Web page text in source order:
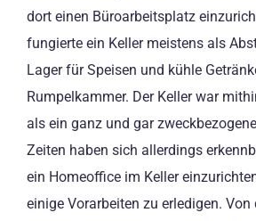
dort einen Büroarbeitsplatz
fungierte ein Keller meistens als
Lager für Speisen und kühle
Rumpelkammer. Der Keller war
als ein ganz und gar
Zeiten haben sich allerdings
ein Homeoffice im Keller
einige Vorarbeiten zu erledigen.